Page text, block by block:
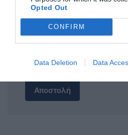
Opted Out
CONFIRM
Data Deletion Data
Αποστολή